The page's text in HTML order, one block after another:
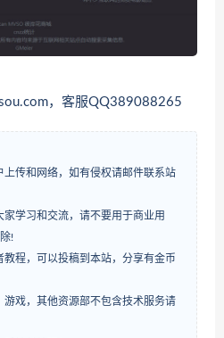
，客服QQ389088265
上传和网络，如有侵权请邮件联系站
学习和交流，请不要用于商业用
!
程，可以投稿到本站，分享有金币
戏，其他资源部不包含技术服务请